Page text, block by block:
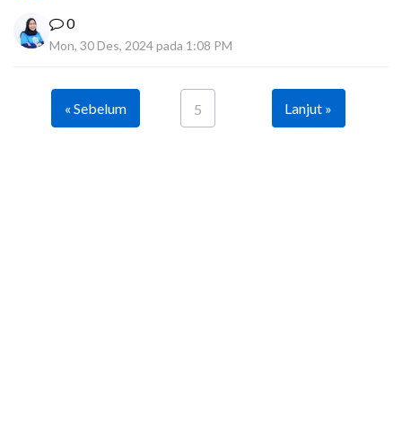
0
Mon, 30 Des, 2024 pada 1:08 PM
« Sebelum 5 Lanjut »